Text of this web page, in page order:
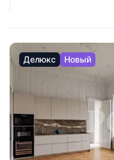
Делюкс Новый